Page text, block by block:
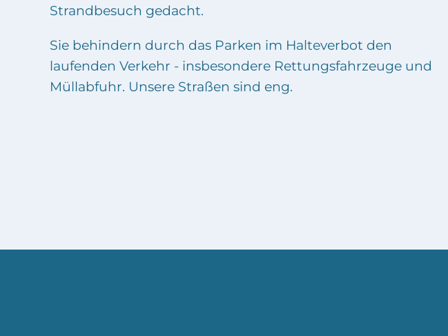
Strandbesuch gedacht.
Sie behindern durch das Parken im Halteverbot den
laufenden Verkehr - insbesondere Rettungsfahrzeuge und
Müllabfuhr. Unsere Straßen sind eng.